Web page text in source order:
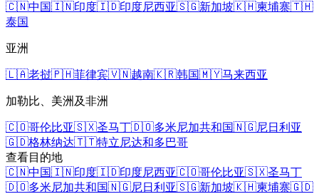
🇨🇳中国🇮🇳印度🇮🇩印度尼西亚🇸🇬新加坡🇰🇭柬埔寨🇹🇭
泰国
亚洲
🇱🇦老挝🇵🇭菲律宾🇻🇳越南🇰🇷韩国🇲🇾马来西亚
加勒比、美洲及非洲
🇨🇴哥伦比亚🇸🇽圣马丁🇩🇴多米尼加共和国🇳🇬尼日利亚
🇬🇩格林纳达🇹🇹特立尼达和多巴哥
查看目的地
🇨🇳中国🇮🇳印度🇮🇩印度尼西亚🇨🇴哥伦比亚🇸🇽圣马丁
🇩🇴多米尼加共和国🇳🇬尼日利亚🇸🇬新加坡🇰🇭柬埔寨🇬🇩